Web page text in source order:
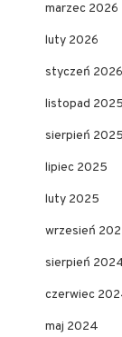
marzec 2026
luty 2026
styczeń 2026
listopad 2025
sierpień 2025
lipiec 2025
luty 2025
wrzesień
sierpień
czerwiec
maj 2024